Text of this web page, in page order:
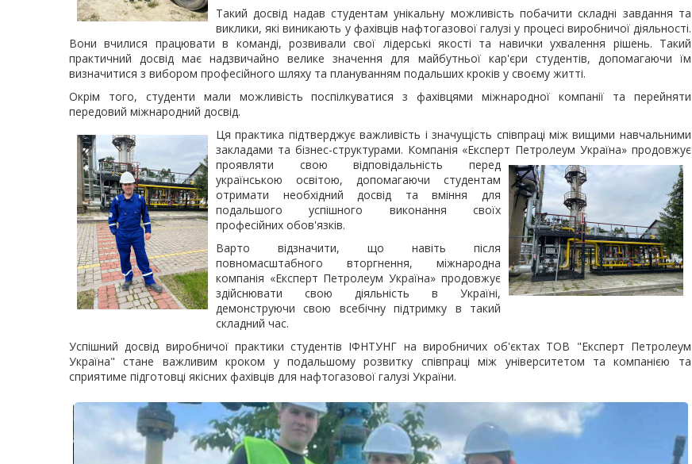
Такий досвід надав студентам унікальну можливість побачити складні завдання та
виклики, які виникають у фахівців нафтогазової галузі у процесі виробничої діяльності.
Вони вчилися працювати в команді, розвивали свої лідерські якості та навички ухвалення рішень. Такий
практичний досвід має надзвичайно велике значення для майбутньої кар'єри студентів, допомагаючи їм
визначитися з вибором професійного шляху та плануванням подальших кроків у своєму житті.
Окрім того, студенти мали можливість поспілкуватися з фахівцями міжнародної компанії та перейняти
передовий міжнародний досвід.
Ця практика підтверджує важливість і значущість співпраці між вищими навчальними
закладами та бізнес-структурами. Компанія «Експерт Петролеум Україна» продовжує
проявляти свою відповідальність перед
українською освітою, допомагаючи студентам
отримати необхідний досвід та вміння для
подальшого успішного виконання своїх
професійних обов'язків.
Варто відзначити, що навіть після
повномасштабного вторгнення, міжнародна
компанія «Експерт Петролеум Україна» продовжує
здійснювати свою діяльність в Україні,
демонструючи свою всебічну підтримку в такий
складний час.
Успішний досвід виробничої практики студентів ІФНТУНГ на виробничих об'єктах ТОВ "Експерт Петролеум
Україна" стане важливим кроком у подальшому розвитку співпраці між університетом та компанією та
сприятиме підготовці якісних фахівців для нафтогазової галузі України.